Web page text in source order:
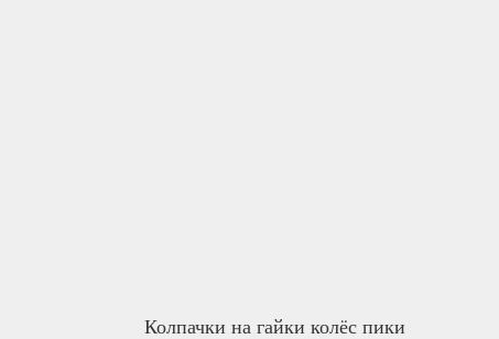
Колпачки на гайки колёс пики